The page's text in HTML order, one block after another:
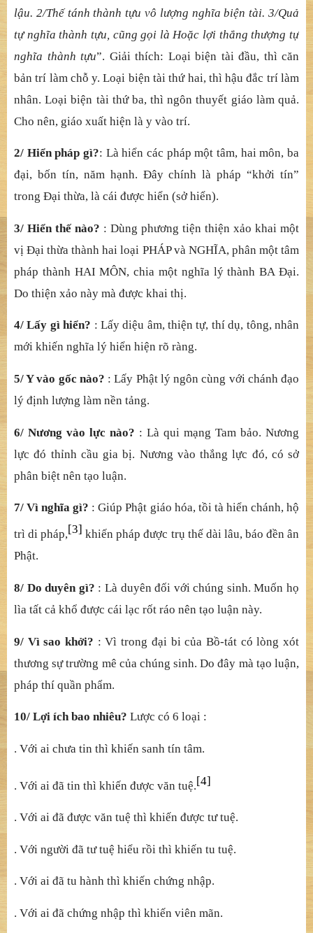
lậu. 2/Thế tánh thành tựu vô lượng nghĩa biện tài. 3/Quả
tự nghĩa thành tựu, cũng gọi là Hoặc lợi thắng thượng tự
nghĩa thành tựu”. Giải thích: Loại biện tài đầu, thì căn
bản trí làm chỗ y. Loại biện tài thứ hai, thì hậu đắc trí làm
nhân. Loại biện tài thứ ba, thì ngôn thuyết giáo làm quả.
Cho nên, giáo xuất hiện là y vào trí.
2/ Hiển pháp gì?: Là hiển các pháp một tâm, hai môn, ba
đại, bốn tín, năm hạnh. Đây chính là pháp “khởi tín”
trong Đại thừa, là cái được hiển (sở hiển).
3/ Hiển thế nào? : Dùng phương tiện thiện xảo khai một
vị Đại thừa thành hai loại PHÁP và NGHĨA, phân một tâm
pháp thành HAI MÔN, chia một nghĩa lý thành BA Đại.
Do thiện xảo này mà được khai thị.
4/ Lấy gì hiển? : Lấy diệu âm, thiện tự, thí dụ, tông, nhân
mới khiến nghĩa lý hiển hiện rõ ràng.
5/ Y vào gốc nào? : Lấy Phật lý ngôn cùng với chánh đạo
lý định lượng làm nền tảng.
6/ Nương vào lực nào? : Là qui mạng Tam bảo. Nương
lực đó thỉnh cầu gia bị. Nương vào thắng lực đó, có sở
phân biệt nên tạo luận.
7/ Vì nghĩa gì? : Giúp Phật giáo hóa, tồi tà hiển chánh, hộ
trì di pháp,[3] khiến pháp được trụ thế dài lâu, báo đền ân
Phật.
8/ Do duyên gì? : Là duyên đối với chúng sinh. Muốn họ
lìa tất cả khổ được cái lạc rốt ráo nên tạo luận này.
9/ Vì sao khởi? : Vì trong đại bi của Bồ-tát có lòng xót
thương sự trường mê của chúng sinh. Do đây mà tạo luận,
pháp thí quần phẩm.
10/ Lợi ích bao nhiêu? Lược có 6 loại :
. Với ai chưa tin thì khiến sanh tín tâm.
. Với ai đã tin thì khiến được văn tuệ.[4]
. Với ai đã được văn tuệ thì khiến được tư tuệ.
. Với người đã tư tuệ hiểu rồi thì khiến tu tuệ.
. Với ai đã tu hành thì khiến chứng nhập.
. Với ai đã chứng nhập thì khiến viên mãn.